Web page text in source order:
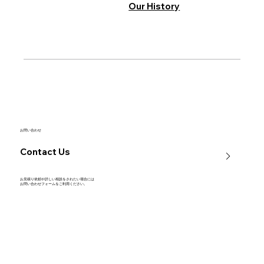
Our History
Contact Us
お問い合わせ
お見積り依頼や詳しい相談をされたい場合には
​お問い合わせフォームをご利用ください。